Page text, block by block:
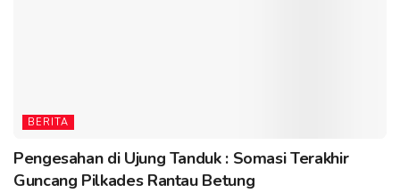
BERITA
Pengesahan di Ujung Tanduk : Somasi Terakhir
Guncang Pilkades Rantau Betung